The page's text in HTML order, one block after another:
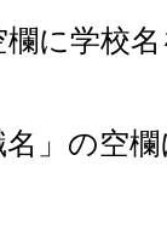
欄に学校
名」の空